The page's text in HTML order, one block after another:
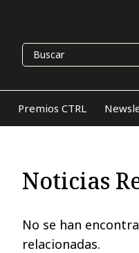
Premios CTRL
Noticias
No se han
relacionadas.